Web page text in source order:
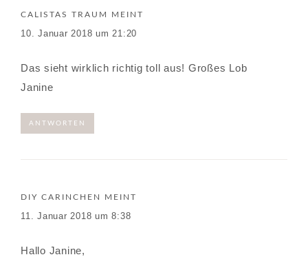
CALISTAS TRAUM MEINT
10. Januar 2018 um 21:20
Das sieht wirklich richtig toll aus! Großes Lob
Janine
ANTWORTEN
DIY CARINCHEN MEINT
11. Januar 2018 um 8:38
Hallo Janine,